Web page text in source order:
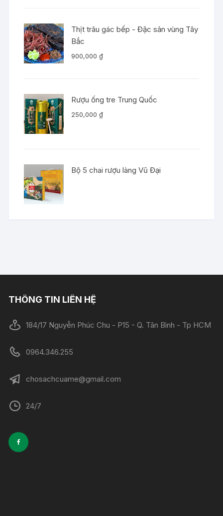
Thịt trâu gác bếp - Đặc sản vùng Tây
Bắc
900,000₫
Rượu ống tre Trung Quốc
250,000₫
Bộ 5 chai rượu làng Vũ Đại
THÔNG TIN LIÊN HỆ
184/17 Nguyễn Phúc Chu - P15 - Q. Tân Bình - Tp HCM
0964.346.255
chosachcuame@gmail.com
24/7